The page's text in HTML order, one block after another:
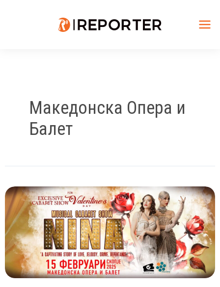
Македонска Опера и
Балет